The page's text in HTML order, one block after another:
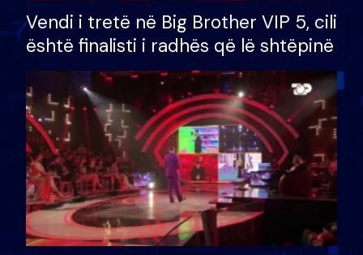
Vendi i tretë në Big Brother VIP 5, cili
është finalisti i radhës që lë shtëpinë